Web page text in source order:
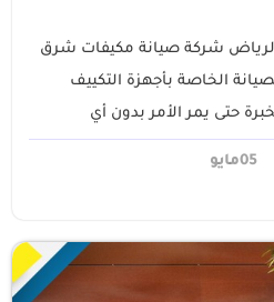
شركة صيانة مكيفات شرق
الخاصة بأجهزة التكييف
حتى يمر الأمر بدون أي
05مايو